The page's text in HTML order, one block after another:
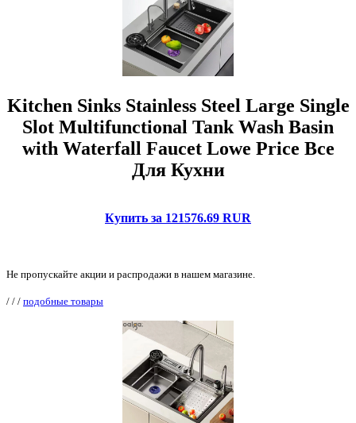
Kitchen Sinks Stainless Steel Large Single
Slot Multifunctional Tank Wash Basin
with Waterfall Faucet Lowe Price Все
Для Кухни
Купить за 121576.69 RUR
Не пропускайте акции и распродажи в нашем магазине.
/ / / подобные товары